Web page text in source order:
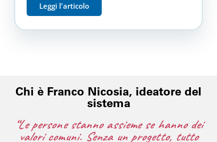
Leggi l'articolo
Chi è Franco Nicosia, ideatore del
sistema
“Le persone stanno assieme se hanno dei
valori comuni. Senza un progetto, tutto